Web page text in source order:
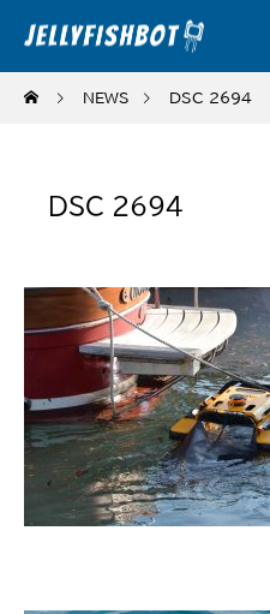
NEWS DSC_2694
DSC_2694